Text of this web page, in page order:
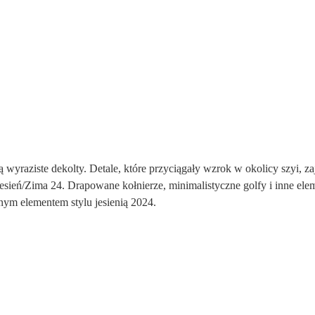
wyraziste dekolty. Detale, które przyciągały wzrok w okolicy szyi,
Zima 24. Drapowane kołnierze, minimalistyczne golfy i inne
elementem stylu jesienią 2024.